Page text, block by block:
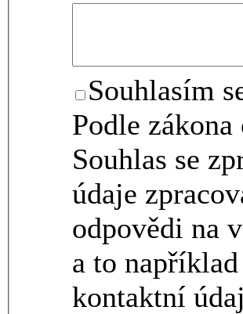
Souhlasím
Podle
Souhlas se
údaje
odpovědi na
a to
kontaktní